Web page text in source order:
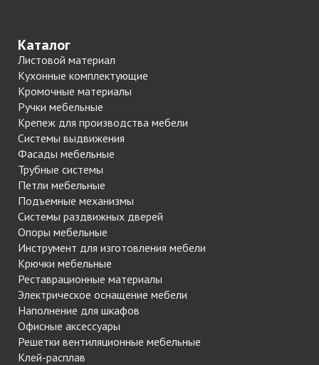
Каталог
Листовой материал
Кухонные комплектующие
Кромочные материалы
Ручки мебельные
Крепеж для производства мебели
Системы выдвижения
Фасады мебельные
Трубные системы
Петли мебельные
Подъемные механизмы
Системы раздвижных дверей
Опоры мебельные
Инструмент для изготовления мебели
Крючки мебельные
Реставрационные материалы
Электрическое оснащение мебели
Наполнение для шкафов
Офисные аксессуары
Решетки вентиляционные мебельные
Клей-расплав